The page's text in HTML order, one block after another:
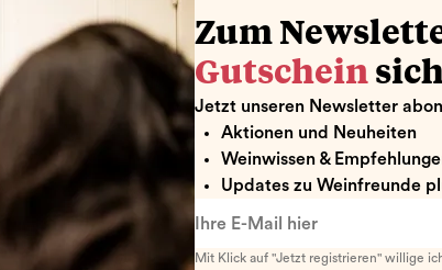
Zum
Gutschein
Jetzt unseren Newsletter
Aktionen und Neuheiten
Weinwissen &
Updates zu Weinfreunde
Mit Klick auf "Jetzt registrieren" willige